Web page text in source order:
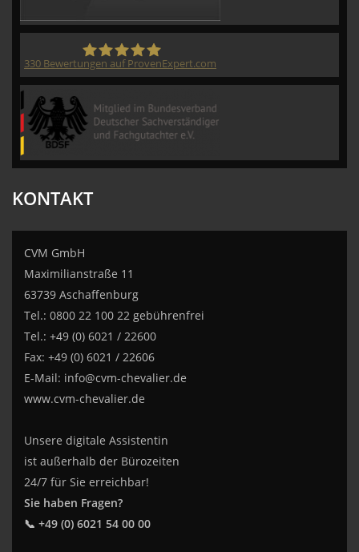
330 Bewertungen auf ProvenExpert.com
KONTAKT
CVM GmbH
Maximilianstraße 11
63739 Aschaffenburg
Tel.: 0800 22 100 22 gebührenfrei
Tel.: +49 (0) 6021 / 22600
Fax: +49 (0) 6021 / 22606
E-Mail: info@cvm-chevalier.de
www.cvm-chevalier.de
Unsere digitale Assistentin
ist außerhalb der Bürozeiten
24/7 für Sie erreichbar!
Sie haben Fragen?
📞 +49 (0) 6021 54 00 00